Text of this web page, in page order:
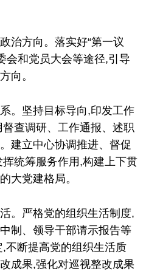
治方向。 落实好“第一议
会和党员大会等途径,引导
向。
。坚持目标导向,印发工作
查调研、工作通报、述职
建立中心协调推进、督促
统筹服务作用,构建上下贯
大党建格局。
。严格党的组织生活制度,
制、 领导干部请示报告等
不断提高党的组织生活质
成果,强化对巡视整改成果